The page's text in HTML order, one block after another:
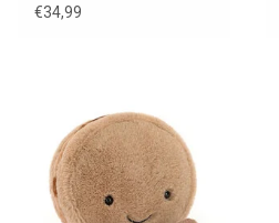
soldier
€34,99